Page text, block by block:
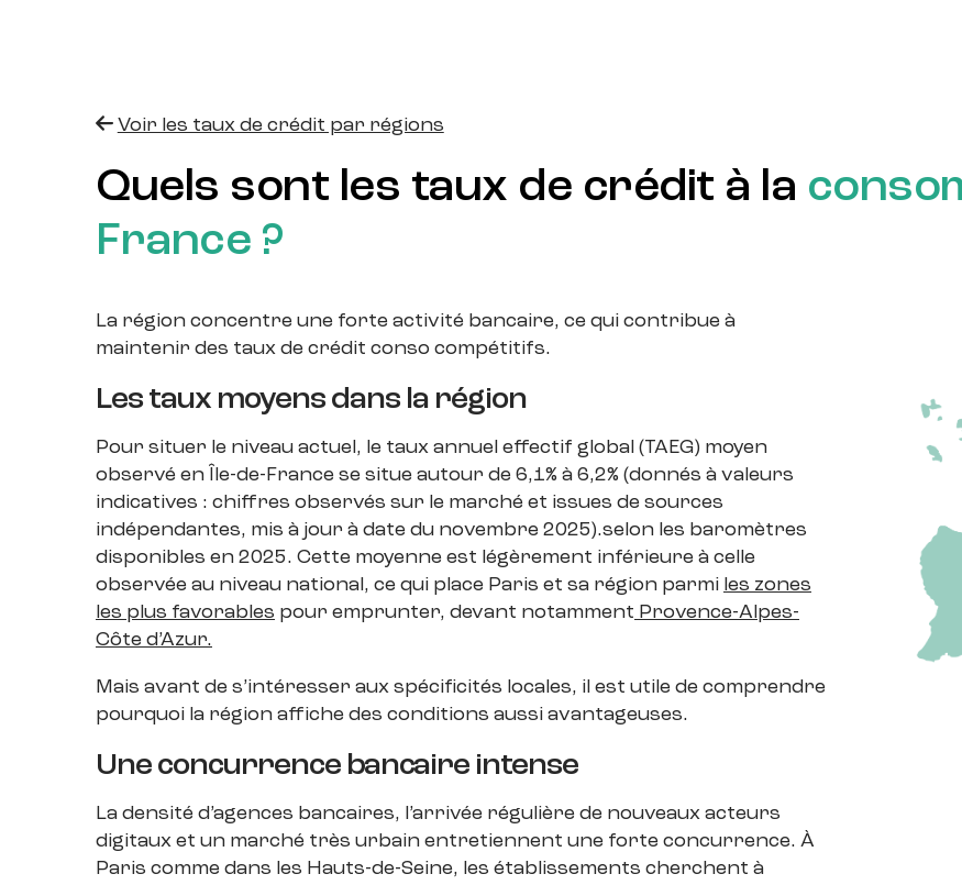
Voir les taux de crédit par régions
Quels sont les taux de crédit à la
France ?
La région concentre une forte activité bancaire, ce qui contribue à
maintenir des taux de crédit conso compétitifs.
Les taux moyens dans la région
Pour situer le niveau actuel, le taux annuel effectif global (TAEG) moyen
observé en Île-de-France se situe autour de 6,1% à 6,2% (donnés à valeurs
indicatives : chiffres observés sur le marché et issues de sources
indépendantes, mis à jour à date du novembre 2025).selon les baromètres
disponibles en 2025. Cette moyenne est légèrement inférieure à celle
observée au niveau national, ce qui place Paris et sa région parmi les zones
les plus favorables pour emprunter, devant notamment Provence-Alpes-
Côte d’Azur.
Mais avant de s’intéresser aux spécificités locales, il est utile de comprendre
pourquoi la région affiche des conditions aussi avantageuses.
Une concurrence bancaire intense
La densité d’agences bancaires, l’arrivée régulière de nouveaux acteurs
digitaux et un marché très urbain entretiennent une forte concurrence. À
Paris comme dans les Hauts-de-Seine, les établissements cherchent à